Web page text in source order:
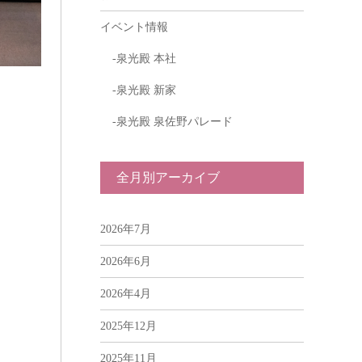
イベント情報
泉光殿 本社
泉光殿 新家
泉光殿 泉佐野パレード
全月別アーカイブ
2026年7月
2026年6月
2026年4月
2025年12月
2025年11月